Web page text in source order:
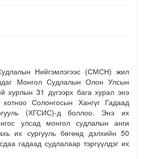
Нийгэмлэгээс (СМСН) жил
Монгол Судлалын Олон Улсын
хурлын 31 дүгээрх бага хурал энэ
Солонгосын Хангүг Гадаад
(ХГСИС)-д боллоо. Энэ их
улсад монгол судлалын анги
их сургууль бөгөөд дэлхийн 50
гадаад судлалаар тэргүүлдэг их